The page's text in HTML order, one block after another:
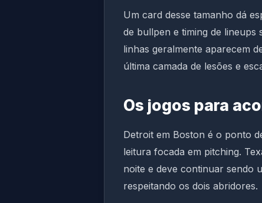
Um card desse tamanho dá
de bullpen e timing de lineups
linhas geralmente aparecem
última camada de lesões e
Os jogos para
Detroit em Boston é o ponto
leitura focada em pitching.
noite e deve continuar sendo
respeitando os dois abridores.